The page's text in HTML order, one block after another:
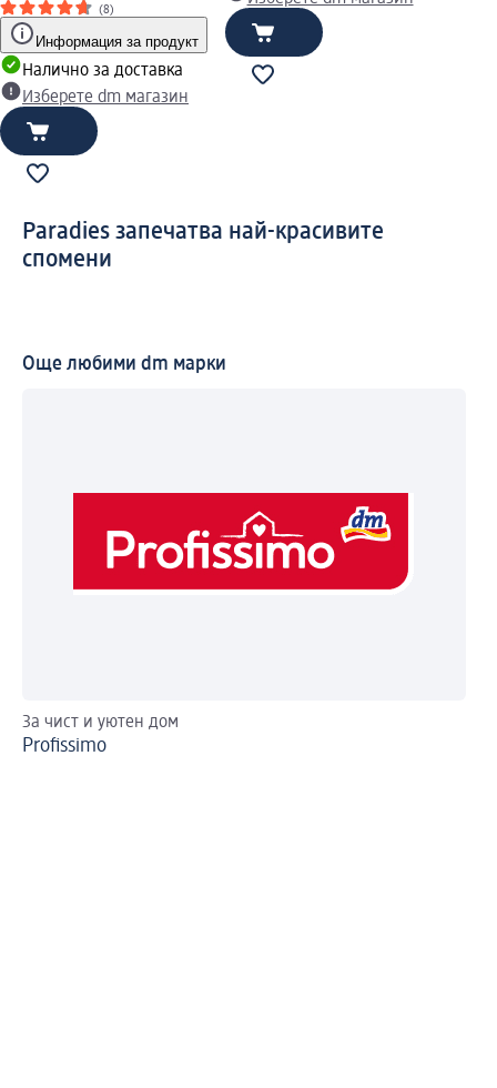
(8)
Информация за продукт
Налично за доставка
Изберете dm магазин
Pаradies запечатва най-красивите
спомени
Още любими dm марки
За чист и уютен дом
Profissimo